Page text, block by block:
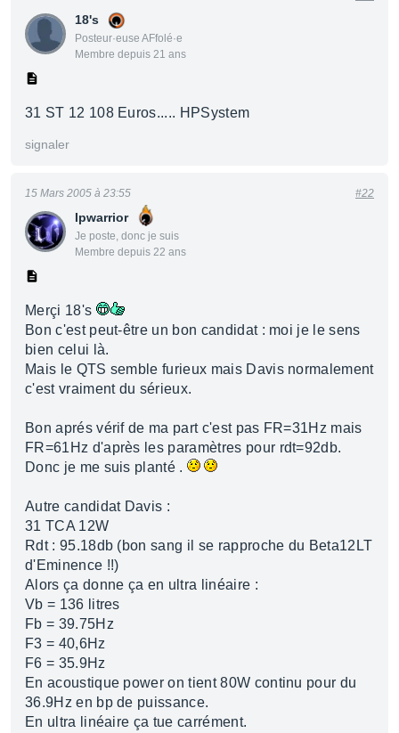
18's
Posteur·euse AFfolé·e
Membre depuis 21 ans
31 ST 12 108 Euros..... HPSystem
signaler
Ipwarrior
Je poste, donc je suis
Membre depuis 22 ans
15 Mars 2005 à 23:55 #22
Merçi 18's
Bon c'est peut-être un bon candidat : moi je le sens
bien celui là.
Mais le QTS semble furieux mais Davis normalement
c'est vraiment du sérieux.
Bon aprés vérif de ma part c'est pas FR=31Hz mais
FR=61Hz d'après les paramètres pour rdt=92db.
Donc je me suis planté .
Autre candidat Davis :
31 TCA 12W
Rdt : 95.18db (bon sang il se rapproche du Beta12LT
d'Eminence !!)
Alors ça donne ça en ultra linéaire :
Vb = 136 litres
Fb = 39.75Hz
F3 = 40,6Hz
F6 = 35.9Hz
En acoustique power on tient 80W continu pour du
36.9Hz en bp de puissance.
En ultra linéaire ça tue carrément.